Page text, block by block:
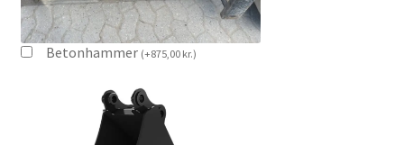
Test
Tjen penge ved at udleje dine maskiner
Udlej dine maskiner
Betonhammer (+875,00 kr.)